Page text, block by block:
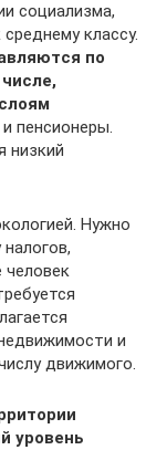
социализма,
классу.
по
пенсионеры.
низкий
Нужно
человек
и
движимого.
уровень